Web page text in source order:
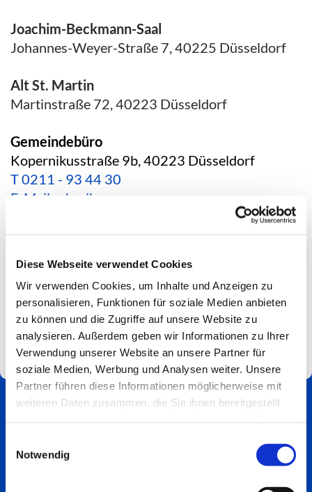
Diese Webseite verwendet Cookies
Wir verwenden Cookies, um Inhalte und Anzeigen zu
personalisieren, Funktionen für soziale Medien anbieten
zu können und die Zugriffe auf unsere Website zu
analysieren. Außerdem geben wir Informationen zu Ihrer
Verwendung unserer Website an unsere Partner für
soziale Medien, Werbung und Analysen weiter. Unsere
Partner führen diese Informationen möglicherweise mit
weiteren Daten zusammen, die Sie ihnen bereitgestellt
Notwendig
Joachim-Beckmann-Saal
Johannes-Weyer-Straße 7, 40225 Düsseldorf
Alt St. Martin
Martinstraße 72, 40223 Düsseldorf
Gemeindebüro
Kopernikusstraße 9b, 40223 Düsseldorf
T0211 - 93 44 30
E-Mail schreiben
*Aktuelle Hinweise zur Erreichbarkeit findest du
hier*
Spendenkonto
Impressum